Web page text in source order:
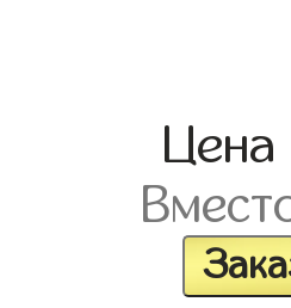
Цена